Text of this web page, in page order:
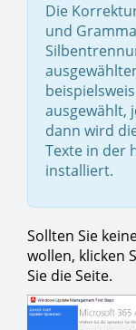
Die
und
ausgewählt,
dann wird
Texte in der
installiert.
Sollten Sie
wollen, klicken
Sie die Seite.